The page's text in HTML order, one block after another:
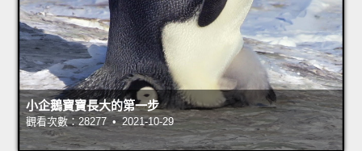
小企鵝寶寶長大的第一步
觀看次數：28277 • 2021-10-29